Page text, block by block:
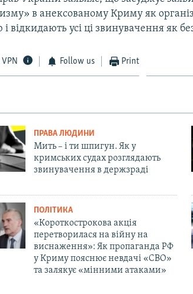
в анексованому Криму як
відкидають усі ці звинувачення як
Follow us Print
ПРАВА ЛЮДИНИ
Мить – і ти шпигун. Як у
кримських судах розглядають
звинувачення в держзраді
ПОЛІТИКА
«Короткострокова акція
перетворилася на війну на
виснаження»: Як пропаганда РФ
у Криму пояснює невдачі «СВО»
та залякує «мінними атаками»